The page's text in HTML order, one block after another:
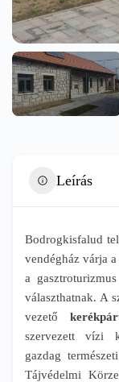
Leírás
Bodrogkisfalud
vendégház várja
a
választhatnak. A
vezető
szervezett vízi
gazdag
Tájvédelmi